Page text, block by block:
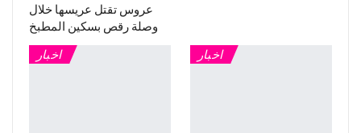
عروس تقتل عريسها خلال
وصلة رقص بسكين المطبخ
اخبار اخبار